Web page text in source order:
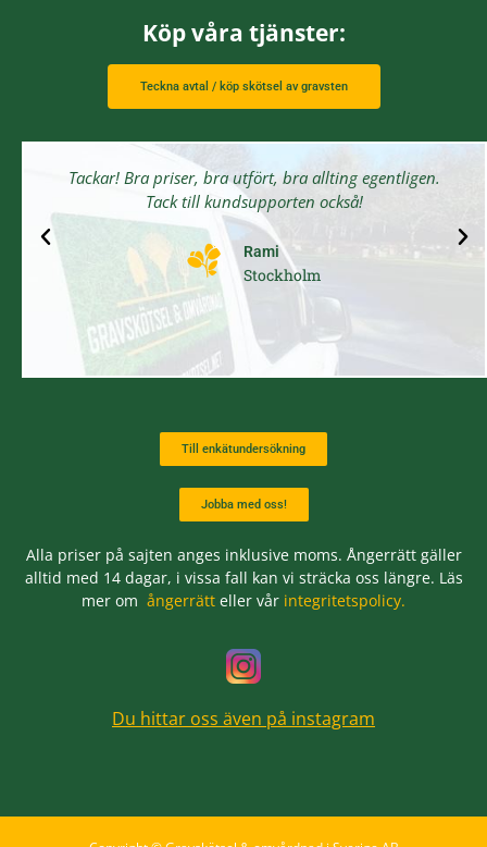
Köp våra tjänster:
Teckna avtal / köp skötsel av gravsten
Tackar! Bra priser, bra utfört, bra allting egentligen.
Tack till kundsupporten också!
Rami
Stockholm
Till enkätundersökning
Jobba med oss!
Alla priser på sajten anges inklusive moms. Ångerrätt gäller
alltid med 14 dagar, i vissa fall kan vi sträcka oss längre. Läs
mer om ångerrätt eller vår integritetspolicy.
Du hittar oss även på instagram